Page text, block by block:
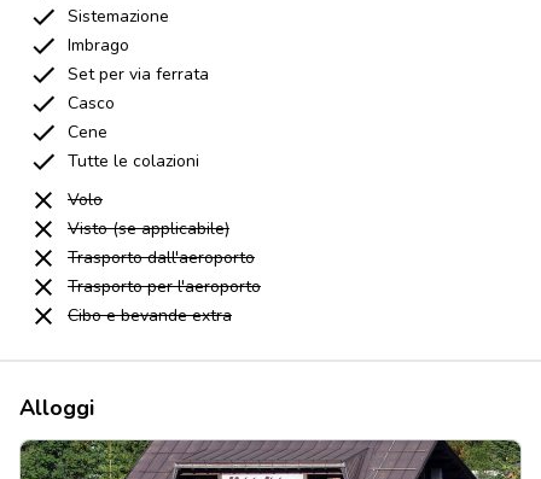
Sistemazione
Imbrago
Set per via ferrata
Casco
Cene
Tutte le colazioni
Volo
Visto (se applicabile)
Trasporto dall'aeroporto
Trasporto per l'aeroporto
Cibo e bevande extra
Alloggi